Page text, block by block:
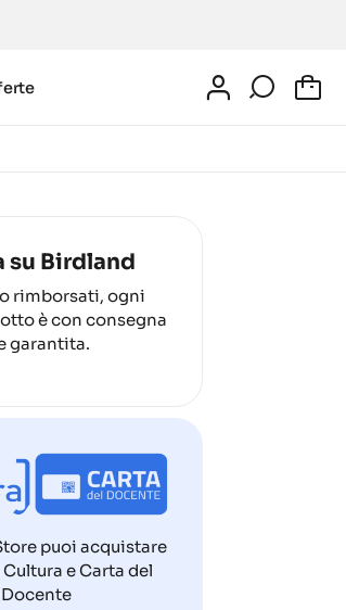
su Birdland
rimborsati, ogni
è con consegna
garantita.
puoi acquistare
e Carta del
Docente